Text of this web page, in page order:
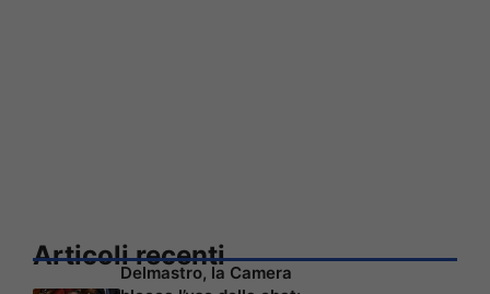
Articoli recenti
Delmastro, la Camera